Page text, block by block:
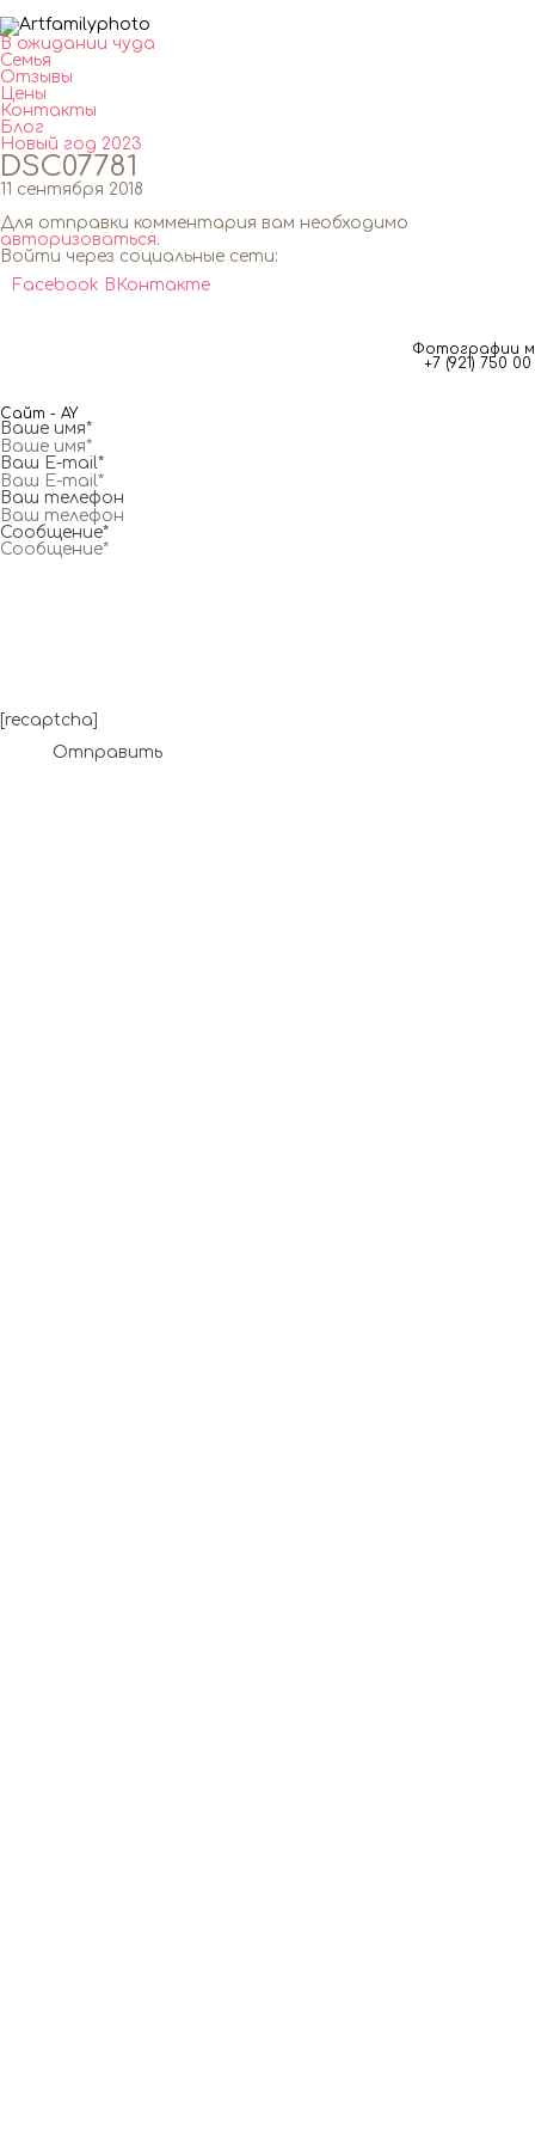
В ожидании чуда
Семья
Отзывы
Цены
Контакты
Блог
Новый год 2023
DSC07781
11 сентября 2018
Для отправки комментария вам необходимо
авторизоваться.
Войти через социальные сети:
Facebook ВКонтакте
Фотографии
+7 (921) 750
Сайт - AY
Ваше имя*
Ваш E-mail*
Ваш телефон
Сообщение*
[recaptcha]